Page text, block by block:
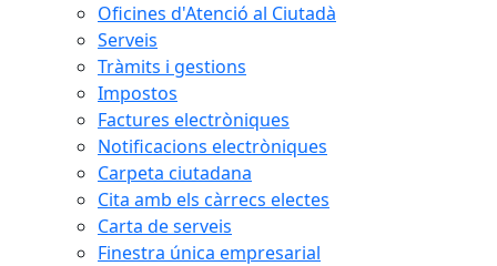
Oficines d'Atenció al Ciutadà
Serveis
Tràmits i gestions
Impostos
Factures electròniques
Notificacions electròniques
Carpeta ciutadana
Cita amb els càrrecs electes
Carta de serveis
Finestra única empresarial